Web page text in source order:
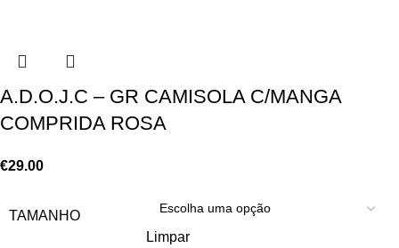
A.D.O.J.C – GR CAMISOLA C/MANGA
COMPRIDA ROSA
€29.00
TAMANHO
Limpar